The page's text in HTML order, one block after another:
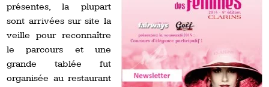
présentes, la plupart
sont arrivées sur site la
veille pour reconnaître
le parcours et une
grande tablée fut
organisée au restaurant